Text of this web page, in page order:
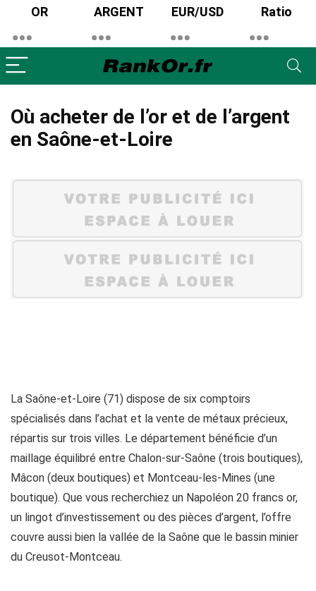
OR ARGENT EUR/USD Ratio
Où acheter de l’or et de l’argent
en Saône-et-Loire
La Saône-et-Loire (71) dispose de six comptoirs
spécialisés dans l’achat et la vente de métaux précieux,
répartis sur trois villes. Le département bénéficie d’un
maillage équilibré entre Chalon-sur-Saône (trois boutiques),
Mâcon (deux boutiques) et Montceau-les-Mines (une
boutique). Que vous recherchiez un Napoléon 20 francs or,
un lingot d’investissement ou des pièces d’argent, l’offre
couvre aussi bien la vallée de la Saône que le bassin minier
du Creusot-Montceau.